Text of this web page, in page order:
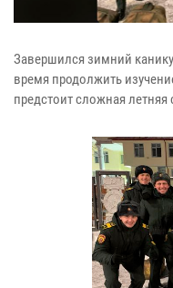
Завершился зимний
время продолжить
предстоит сложная летняя